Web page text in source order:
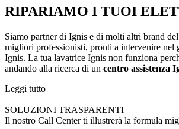
RIPARIAMO I TUOI
Siamo partner di Ignis e di molti altri brand
migliori professionisti, pronti a intervenire nel
Ignis. La tua lavatrice Ignis non funziona
andando alla ricerca di un centro assistenza
Leggi tutto
SOLUZIONI TRASPARENTI
Il nostro Call Center ti illustrerà la formula